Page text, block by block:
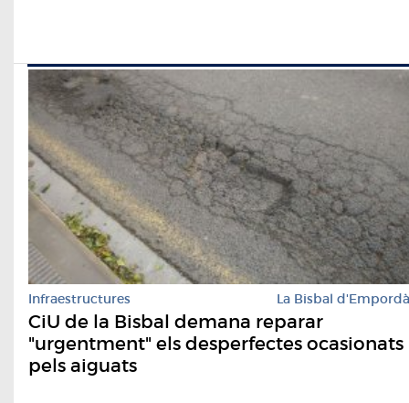
Infraestructures La Bisbal d'Empordà
CiU de la Bisbal demana reparar
"urgentment" els desperfectes ocasionats
pels aiguats